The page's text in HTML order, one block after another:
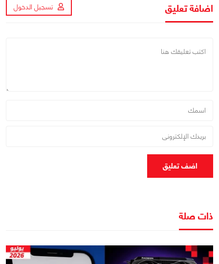
اضافة تعليق تسجيل الدخول
اضف تعليق
ذات صلة